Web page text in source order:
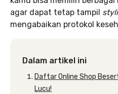
agar dapat tetap tampil
mengabaikan protokol
Dalam artikel ini
Daftar Online Shop
Lucu!